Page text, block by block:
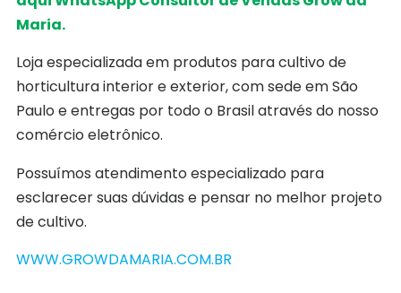
Maria.
Loja especializada em produtos para cultivo de
horticultura interior e exterior, com sede em São
Paulo e entregas por todo o Brasil através do nosso
comércio eletrônico.
Possuímos atendimento especializado para
esclarecer suas dúvidas e pensar no melhor projeto
de cultivo.
WWW.GROWDAMARIA.COM.BR